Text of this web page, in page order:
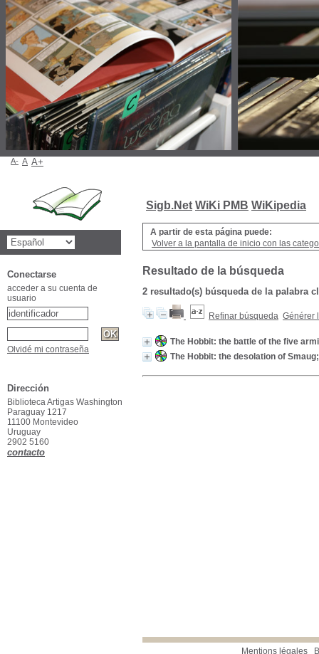
Sigb.Net WiKi PMB WiKipedia
A partir de esta página puede:
Volver a la pantalla de inicio con las
Resultado de la búsqueda
2 resultado(s) búsqueda de la palabra
Refinar búsqueda Générer
The Hobbit: the battle of the five
The Hobbit: the desolation of Smaug;
Mentions légales
A- A A+
Conectarse
acceder a su cuenta de
usuario
Olvidé mi contraseña
Dirección
Biblioteca Artigas Washington
Paraguay 1217
11100 Montevideo
Uruguay
2902 5160
contacto